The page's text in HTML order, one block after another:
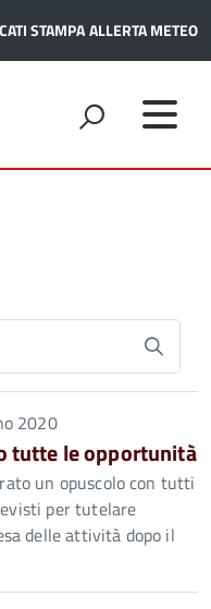
STAMPAALLERTA METEO
2020
tutte le opportunità
un opuscolo con tutti
per tutelare
delle attività dopo il